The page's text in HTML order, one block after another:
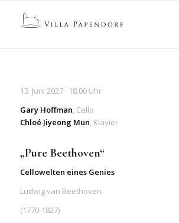
13. Juni 2027 · 18.00 Uhr
Gary Hoffman, Cello
Chloé Jiyeong Mun, Klavier
„Pure Beethoven“
Cellowelten eines Genies
Ludwig van Beethoven
(1770-1827)